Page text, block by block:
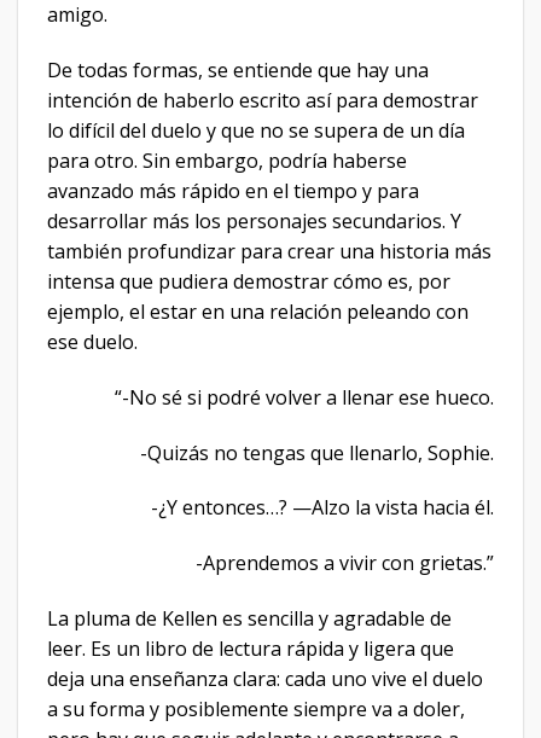
amigo.
De todas formas, se entiende que hay una
intención de haberlo escrito así para demostrar
lo difícil del duelo y que no se supera de un día
para otro. Sin embargo, podría haberse
avanzado más rápido en el tiempo y para
desarrollar más los personajes secundarios. Y
también profundizar para crear una historia más
intensa que pudiera demostrar cómo es, por
ejemplo, el estar en una relación peleando con
ese duelo.
“-No sé si podré volver a llenar ese hueco.
-Quizás no tengas que llenarlo, Sophie.
-¿Y entonces…? —Alzo la vista hacia él.
-Aprendemos a vivir con grietas.”
La pluma de Kellen es sencilla y agradable de
leer. Es un libro de lectura rápida y ligera que
deja una enseñanza clara: cada uno vive el duelo
a su forma y posiblemente siempre va a doler,